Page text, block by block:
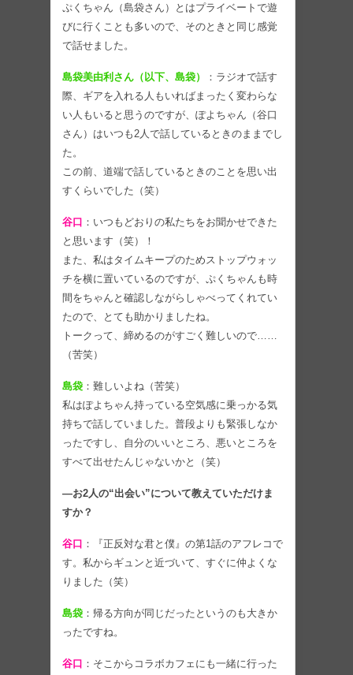
ぷくちゃん（島袋さん）とはプライベートで遊
びに行くことも多いので、そのときと同じ感覚
で話せました。
島袋美由利さん（以下、島袋）
：ラジオで話す
際、ギアを入れる人もいればまったく変わらな
い人もいると思うのですが、ぽよちゃん（谷口
さん）はいつも2人で話しているときのままでし
た。
この前、道端で話しているときのことを思い出
すくらいでした（笑）
谷口 ：いつもどおりの私たちをお聞かせできた
と思います（笑）！
また、私はタイムキープのためストップウォッ
チを横に置いているのですが、ぷくちゃんも時
間をちゃんと確認しながらしゃべってくれてい
たので、とても助かりましたね。
トークって、締めるのがすごく難しいので……
（苦笑）
島袋 ：難しいよね（苦笑）
私はぽよちゃん持っている空気感に乗っかる気
持ちで話していました。普段よりも緊張しなか
ったですし、自分のいいところ、悪いところを
すべて出せたんじゃないかと（笑）
―お2人の“出会い”について教えていただけま
すか？
谷口 ：『正反対な君と僕』の第1話のアフレコで
す。私からギュンと近づいて、すぐに仲よくな
りました（笑）
島袋 ：帰る方向が同じだったというのも大きか
ったですね。
谷口 ：そこからコラボカフェにも一緒に行った